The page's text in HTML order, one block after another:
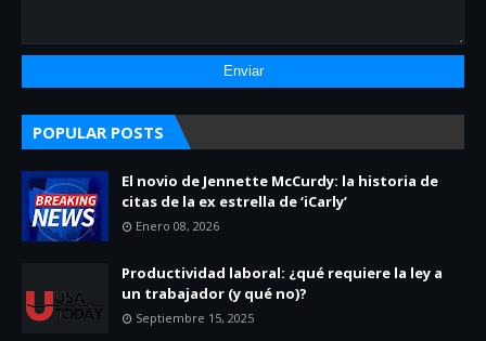
POPULAR POSTS
El novio de Jennette McCurdy: la historia de
citas de la ex estrella de ‘iCarly’
Enero 08, 2026
Productividad laboral: ¿qué requiere la ley a
un trabajador (y qué no)?
Septiembre 15, 2025